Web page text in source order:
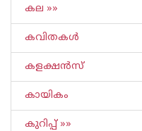
കല »»
കവിതകള്‍
കളക്ഷന്‍സ്
കായികം
കുറിപ്പ്‌ »»